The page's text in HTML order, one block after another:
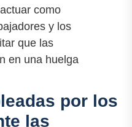
como
y los
que las
en una huelga
por los
las